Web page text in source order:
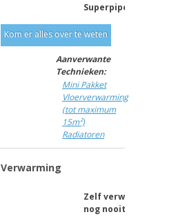
Superpipe
Kom er alles over te weten
Aanverwante
Technieken:
Mini Pakket
Vloerverwarming
(tot maximum
15m²)
Radiatoren
Verwarming
Zelf verwarming
nog nooit zo